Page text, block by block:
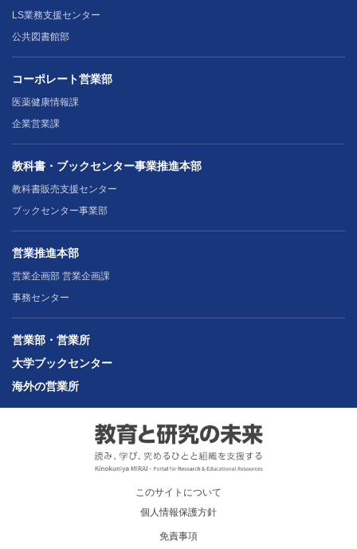
LS業務支援センター
公共図書館部
コーポレート営業部
医薬健康情報課
企業営業課
教科書・ブックセンター事業推進本部
教科書販売支援センター
ブックセンター事業部
営業推進本部
営業企画部 営業企画課
事務センター
営業部・営業所
大学ブックセンター
海外の営業所
このサイトについて
個人情報保護方針
免責事項